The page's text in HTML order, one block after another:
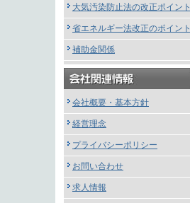
大気汚染防止法の改正ポイント
省エネルギー法改正のポイント
補助金関係
会社概要・基本方針
経営理念
プライバシーポリシー
お問い合わせ
求人情報